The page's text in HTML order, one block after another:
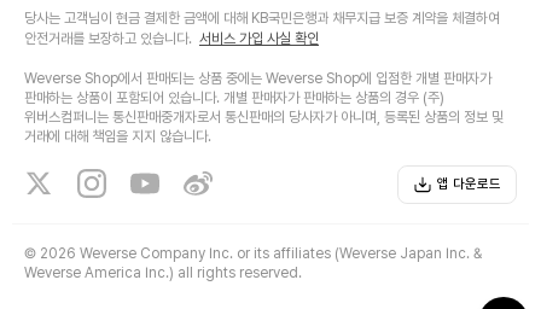
당사는 고객님이 현금 결제한 금액에 대해 KB국민은행과 채무지급 보증 계약을 체결하여
안전거래를 보장하고 있습니다. 서비스 가입 사실 확인
Weverse Shop에서 판매되는 상품 중에는 Weverse Shop에 입점한 개별 판매자가
판매하는 상품이 포함되어 있습니다. 개별 판매자가 판매하는 상품의 경우 (주)
위버스컴퍼니는 통신판매중개자로서 통신판매의 당사자가 아니며, 등록된 상품의 정보 및
거래에 대해 책임을 지지 않습니다.
앱 다운로드
© 2026 Weverse Company Inc. or its affiliates (Weverse Japan Inc. &
Weverse America Inc.) all rights reserved.